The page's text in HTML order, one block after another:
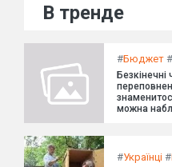
В тренде
#Бюджет #
можна
#Українці #